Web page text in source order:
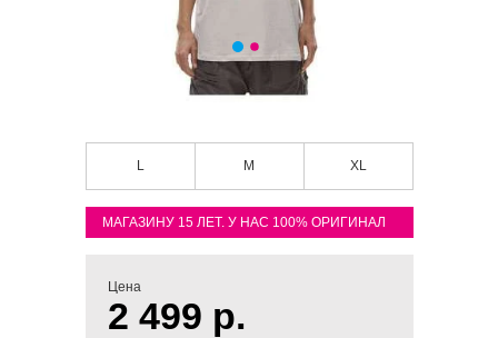
L M XL
МАГАЗИНУ 15 ЛЕТ. У НАС 100% ОРИГИНАЛ
Цена
2 499 р.